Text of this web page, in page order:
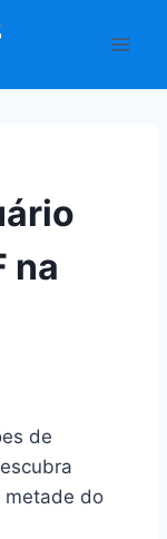
na
de
metade do